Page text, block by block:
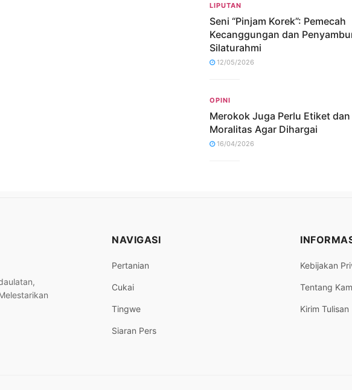
LIPUTAN
Seni “Pinjam Korek”: Pemecah
Kecanggungan dan
Silaturahmi
12/05/2026
OPINI
Merokok Juga Perlu Etiket dan
Moralitas Agar Dihargai
16/04/2026
NAVIGASI
Pertanian
Cukai
Tingwe
Siaran Pers
Kebijakan
Tentang
Kirim Tulisan